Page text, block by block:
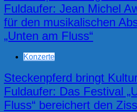
Fuldaufer: Jean Michel
für den musikalischen
„Unten am Fluss“
Konzerte
Steckenpferd bringt
Fuldaufer: Das Festival
Fluss“ bereichert den